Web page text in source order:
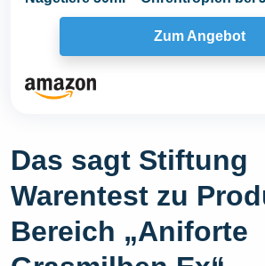
Milben...
Zum Angebot
Das sagt Stiftung
Warentest zu
Bereich „Aniforte